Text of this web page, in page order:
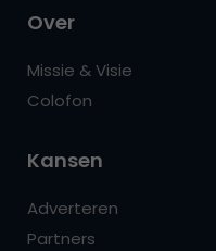
Over
Missie & Visie
Colofon
Kansen
Adverteren
Partners